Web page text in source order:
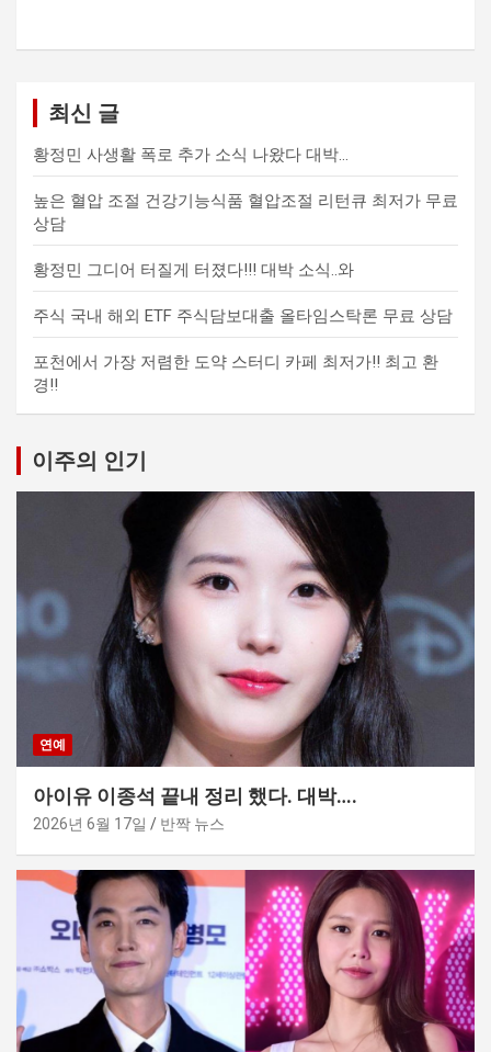
최신 글
황정민 사생활 폭로 추가 소식 나왔다 대박…
높은 혈압 조절 건강기능식품 혈압조절 리턴큐 최저가 무료
상담
황정민 그디어 터질게 터졌다!!! 대박 소식..와
주식 국내 해외 ETF 주식담보대출 올타임스탁론 무료 상담
포천에서 가장 저렴한 도약 스터디 카페 최저가!! 최고 환
경!!
이주의 인기
연예
아이유 이종석 끝내 정리 했다. 대박….
2026년 6월 17일 반짝 뉴스